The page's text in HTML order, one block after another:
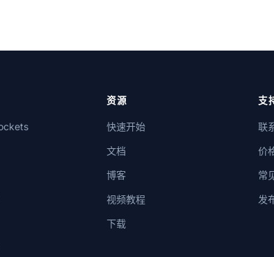
资源
快速开始
文档
博客
视频教程
下载
支
联
价
常
发